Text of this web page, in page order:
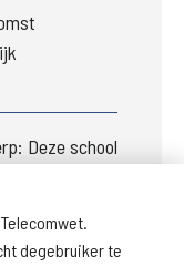
degebruiker te
Deze school